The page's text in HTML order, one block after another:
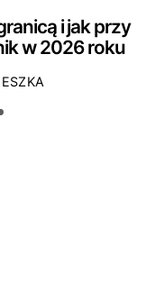
i jak przy
w 2026 roku